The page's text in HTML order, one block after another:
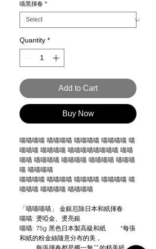
喵黑揮春 *
Quantity *
Add to Cart
Buy Now
喵喵喵喵 喵喵喵喵 喵喵喵喵 喵喵喵喵 喵
喵喵喵 喵喵喵喵 喵喵喵喵喵喵喵喵 喵喵
喵喵 喵喵喵喵 喵喵喵喵 喵喵喵喵 喵喵喵
喵 喵喵喵喵
喵喵喵喵 喵喵喵喵 喵喵喵喵 喵喵喵喵 喵
喵喵喵 喵喵喵喵 喵喵喵喵
「喵喵喵喵」 金銀厄除日本和紙揮春
喵喵: 燙啞金、燙亮銀
喵喵: 75g 黑色日本製高級和紙 *每張
和紙的粉金絲隨意分布的美，